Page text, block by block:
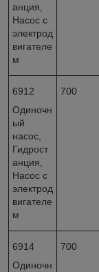
анция,
Насос с
электрод
вигателе
м
6912
Одиночн
ый
насос,
Гидрост
анция,
Насос с
электрод
вигателе
м
700
6914
Одиночн
700